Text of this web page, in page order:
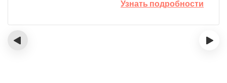
Узнать подробности
‹ ›